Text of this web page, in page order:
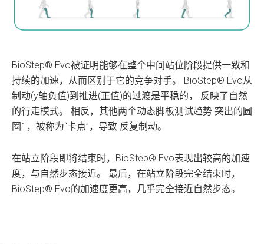
BioStep® Evo被证明能够在整个中间站位阶段提供一致和
持续的加速，从而区别于它的竞争对手。 BioStep® Evo从
制动(y轴负值)到推进(正值)的过渡是平稳的， 反映了自然
的行走模式。 相反，其他两个动态脚板测试趋势 突出的圆
圈1，被称为“卡点”，导致 反复制动。
在站立阶段即将结束时，BioStep® Evo表现出较高的加速
度，与自然步态接近。 最后，在站立阶段完全结束时，
BioStep® Evo的加速度更高，几乎完全接近自然步态。